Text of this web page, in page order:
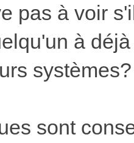
pas à voir
à
systèmes?
sont